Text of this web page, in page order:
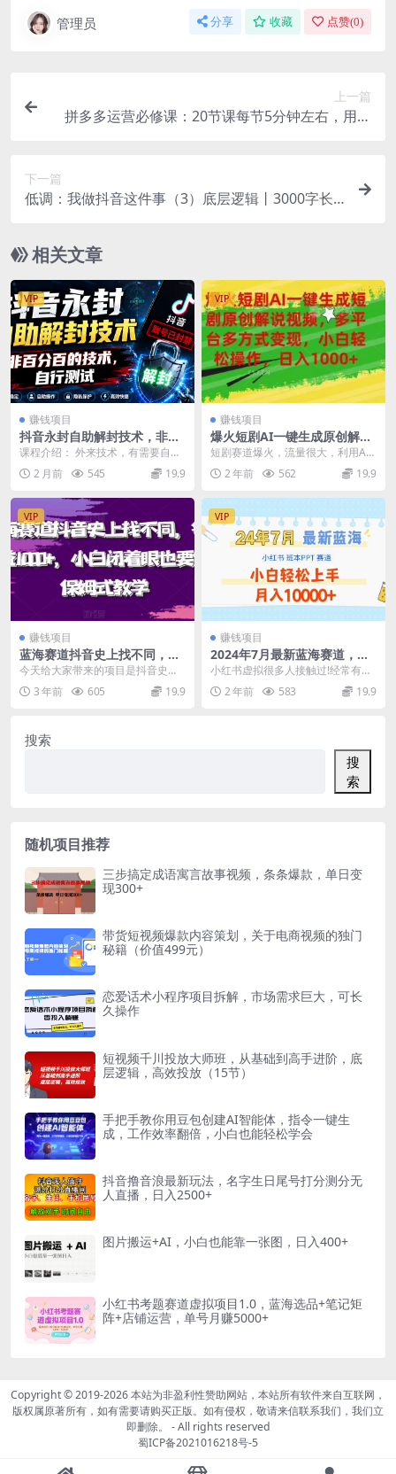
管理员 分享 收藏 点赞(0)
上一篇
拼多多运营必修课：20节课每节5分钟左右，用最
下一篇
低调：我做抖音这件事（3）底层逻辑丨3000字长
相关文章
VIP
赚钱项目
抖音永封自助解封技术，非百
分百的技术，自行测试
课程介绍： 外来技术，有需要自己
测试，不保证百分百 资源下载地址
2 月前 545 19.9
VIP
赚钱项目
爆火短剧AI一键生成原创解说
视频，多平台多方式变现，小
白轻松操作，日入1000+
短剧赛道爆火，流量很大，利用AI
工具快速生成短剧解说原创视频，
解放双手提高效率，...
2 年前 562 19.9
VIP
赚钱项目
蓝海赛道抖音史上找不同，每
日收益1000+，小白闭着眼也
今天给大家带来的项目是抖音史上
最难找不同，我们在刷抖音的时候
可能会刷到很多那种...
3 年前 605 19.9
VIP
赚钱项目
2024年7月最新蓝海赛道，小
红书班本PPT项目，小白轻松
小红书虚拟很多人接触过!经常有学
员问我小红书虚拟项目还能不能做?
我的答案是能做，...
2 年前 583 19.9
搜索
搜
索
随机项目推荐
三步搞定成语寓言故事视频，条条爆款，单日变
现300+
带货短视频爆款内容策划，关于电商视频的独门
秘籍（价值499元）
恋爱话术小程序项目拆解，市场需求巨大，可长
久操作
短视频千川投放大师班，从基础到高手进阶，底
层逻辑，高效投放（15节）
手把手教你用豆包创建AI智能体，指令一键生
成，工作效率翻倍，小白也能轻松学会
抖音撸音浪最新玩法，名字生日尾号打分测分无
人直播，日入2500+
图片搬运+AI，小白也能靠一张图，日入400+
小红书考题赛道虚拟项目1.0，蓝海选品+笔记矩
阵+店铺运营，单号月赚5000+
Copyright © 2019-2026本站为非盈利性赞助网站，本站所有软件来自互联网，
版权属原著所有，如有需要请购买正版。如有侵权，敬请来信联系我们，我们立
即删除。
- All rights reserved
蜀ICP备2021016218号-5